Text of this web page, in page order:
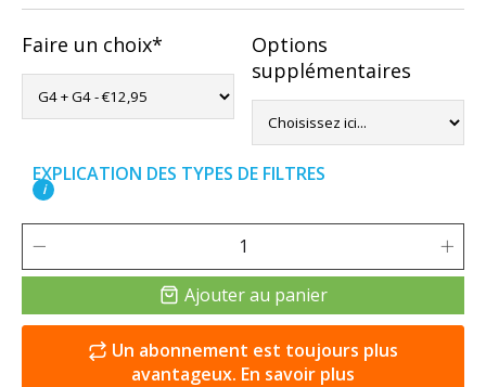
Faire un choix*
Options
supplémentaires
EXPLICATION DES TYPES DE FILTRES
i
Ajouter au panier
Un abonnement est toujours plus
avantageux. En savoir plus